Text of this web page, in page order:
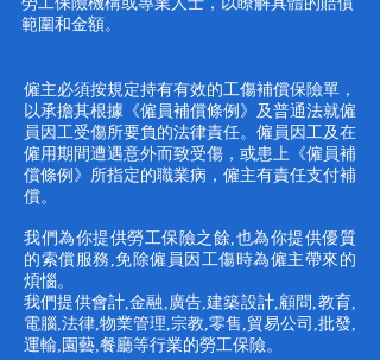
範圍和金額。
僱主必須按規定持有有效的工傷補償保險單，
以承擔其根據《僱員補償條例》及普通法就僱
員因工受傷所要負的法律責任。僱員因工及在
僱用期間遭遇意外而致受傷，或患上《僱員補
償條例》所指定的職業病，僱主有責任支付補
償。
我們為你提供勞工保險之餘,也為你提供優質
的索償服務,免除僱員因工傷時為僱主帶來的
煩惱。
我們提供會計,金融,廣告,建築設計,顧問,教育,
電腦,法律,物業管理,宗教,零售,貿易公司,批發,
運輸,園藝,餐廳等行業的勞工保險。